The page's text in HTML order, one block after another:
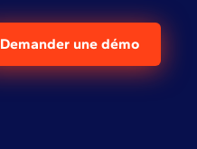
Demander une démo